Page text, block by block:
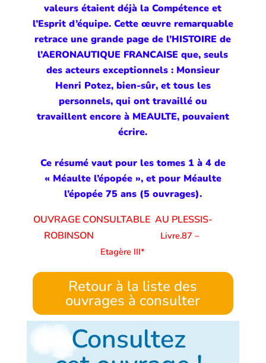
valeurs étaient déjà la Compétence et
l’Esprit d’équipe. Cette œuvre remarquable
retrace une grande page de l’HISTOIRE de
l’AERONAUTIQUE FRANCAISE que, seuls
des acteurs exceptionnels : Monsieur
Henri Potez, bien-sûr, et tous les
personnels, qui ont travaillé ou
travaillent encore à MEAULTE, pouvaient
écrire.
Ce résumé vaut pour les tomes 1 à 4 de
« Méaulte l’épopée », et pour Méaulte
l’épopée 75 ans (5 ouvrages).
OUVRAGE CONSULTABLE AU PLESSIS-
ROBINSON Livre.87 –
Etagère III*
Retour à la liste des
ouvrages à consulter
Consultez